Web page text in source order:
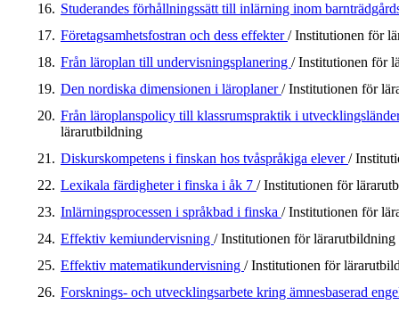
16. Studerandes förhållningssätt till inlärning inom
17. Företagsamhetsfostran och dess effekter/ Institutionen för
18. Från läroplan till undervisningsplanering / Institutionen för
19. Den nordiska dimensionen i läroplaner/ Institutionen för
20. Från läroplanspolicy till klassrumspraktik i
lärarutbildning
21. Diskurskompetens i finskan hos tvåspråkiga elever/
22. Lexikala färdigheter i finska i åk 7 / Institutionen för
23. Inlärningsprocessen i språkbad i finska / Institutionen för
24. Effektiv kemiundervisning / Institutionen för lärarutbildning
25. Effektiv matematikundervisning / Institutionen för
26. Forsknings- och utvecklingsarbete kring ämnesbaserad